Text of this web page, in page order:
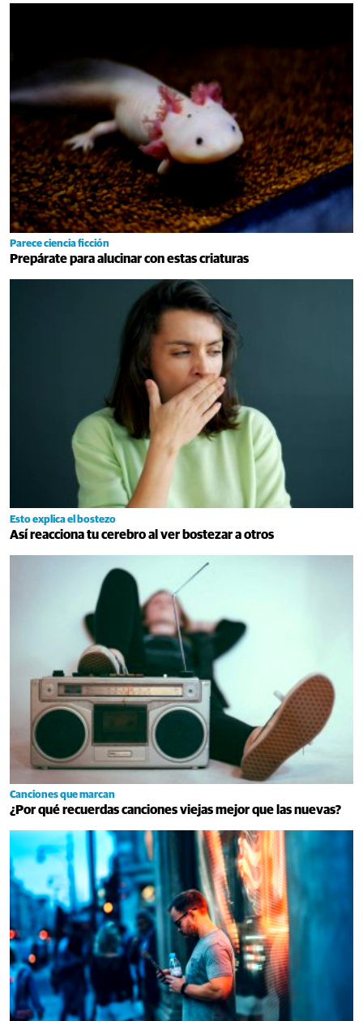
Parece ciencia ficción
Prepárate para alucinar con estas criaturas
Esto explica el bostezo
Así reacciona tu cerebro al ver bostezar a otros
Canciones que marcan
¿Por qué recuerdas canciones viejas mejor que las nuevas?